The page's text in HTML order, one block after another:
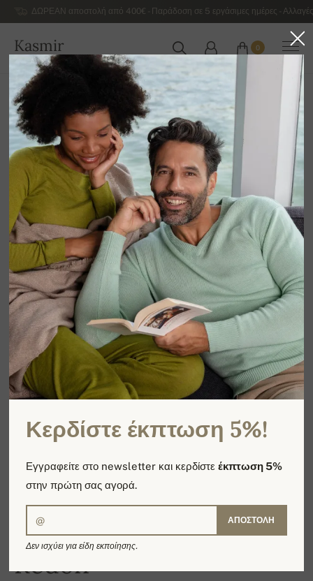
ΔΩΡΕΑΝ αποστολή από 400€ - Παράδοση σε 5 εργάσιμες ημέρες -
Kasmir
ΕΛΛΆΔΑ
0
Αρχική
Αντρικά κασμιρένια πουλόβερ πολυτελείας
Ανδρικά κασμιρένια πουλόβερ με V λαιμόκοψη
Redon
Κερδίστε έκπτωση 5%!
Εγγραφείτε στο newsletter και κερδίστεέκπτωση 5%
στην πρώτη σας αγορά.
ΑΠΟΣΤΟΛΉ
Δεν ισχύει για είδη εκποίησης.